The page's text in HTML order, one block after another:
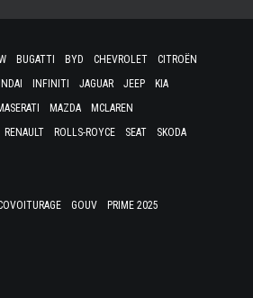
BUGATTI BYD CHEVROLET
CITROËN
INFINITI JAGUAR JEEP
KIA
MAZDA
MCLAREN
RENAULT ROLLS-ROYCE SEAT
SKODA
GOUV
PRIME 2025